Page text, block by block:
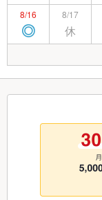
8/16
◎
8/17
休
◎ 休
8/30 8/31